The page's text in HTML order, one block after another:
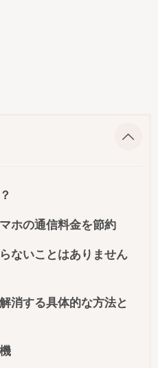
ホの通信料金を節約
ないことはありません
消する具体的な方法と